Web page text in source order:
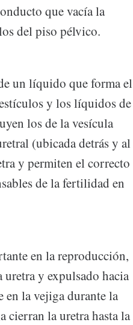
que vacía la
del piso pélvico.
un líquido que forma el
y los líquidos de
los de la vesícula
(ubicada detrás y al
y permiten el correcto
de la fertilidad en
en la reproducción,
uretra y expulsado hacia
en la vejiga durante la
cierran la uretra hasta la